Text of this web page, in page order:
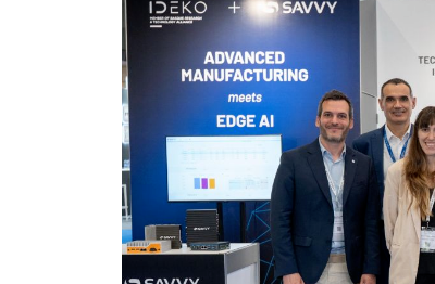
internos hasta la relación con el cliente,
pasando por la creación de nuevos productos y
servicios digitales.